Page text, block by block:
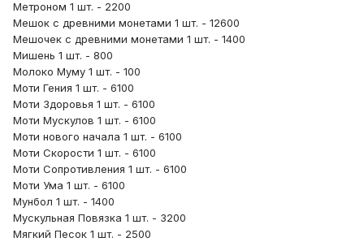
Метроном 1 шт. - 2200
Мешок с древними монетами 1 шт. - 12600
Мешочек с древними монетами 1 шт. - 1400
Мишень 1 шт. - 800
Молоко Муму 1 шт. - 100
Моти Гения 1 шт. - 6100
Моти Здоровья 1 шт. - 6100
Моти Мускулов 1 шт. - 6100
Моти нового начала 1 шт. - 6100
Моти Скорости 1 шт. - 6100
Моти Сопротивления 1 шт. - 6100
Моти Ума 1 шт. - 6100
Мунбол 1 шт. - 1400
Мускульная Повязка 1 шт. - 3200
Мягкий Песок 1 шт. - 2500